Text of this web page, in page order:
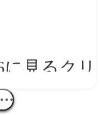
に見るクリ
──社会